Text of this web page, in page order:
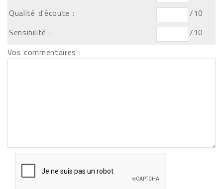
Qualité d'écoute :
/10
Sensibilité :
/10
Vos commentaires :